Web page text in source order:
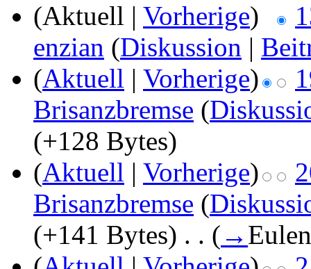
(Aktuell | Vorherige)
enzian (Diskussion |
(Aktuell | Vorherige)
Brisanzbremse (
(+128 Bytes)
(Aktuell | Vorherige)
Brisanzbremse (
(+141 Bytes) . . ( →